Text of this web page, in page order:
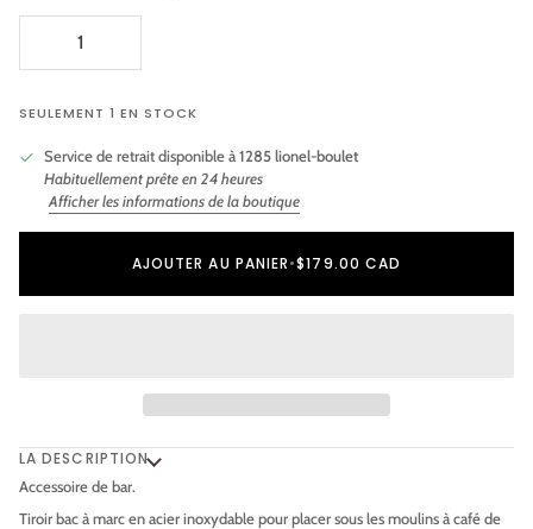
SEULEMENT 1 EN STOCK
Service de retrait disponible à1285 lionel-boulet
Habituellement prête en 24 heures
Afficher les informations de la boutique
AJOUTER AU PANIER•$179.00 CAD
LA DESCRIPTION
Accessoire de bar.
Tiroir bac à marc en acier inoxydable pour placer sous les moulins à café de